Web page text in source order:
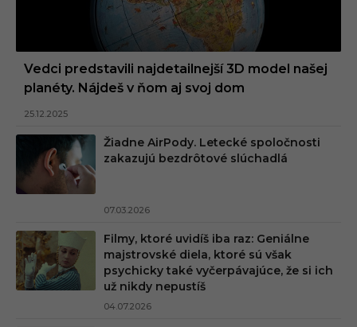
Vedci predstavili najdetailnejší 3D model našej
planéty. Nájdeš v ňom aj svoj dom
25.12.2025
Žiadne AirPody. Letecké spoločnosti
zakazujú bezdrôtové slúchadlá
07.03.2026
Filmy, ktoré uvidíš iba raz: Geniálne
majstrovské diela, ktoré sú však
psychicky také vyčerpávajúce, že si ich
už nikdy nepustíš
04.07.2026